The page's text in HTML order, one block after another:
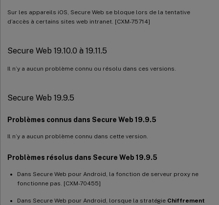
Sur les appareils iOS, Secure Web se bloque lors de la tentative
d’accès à certains sites web intranet. [CXM-75714]
Secure Web 19.10.0 à 19.11.5
Il n’y a aucun problème connu ou résolu dans ces versions.
Secure Web 19.9.5
Problèmes connus dans Secure Web 19.9.5
Il n’y a aucun problème connu dans cette version.
Problèmes résolus dans Secure Web 19.9.5
Dans Secure Web pour Android, la fonction de serveur proxy ne
fonctionne pas. [CXM-70455]
Dans Secure Web pour Android, lorsque la stratégie Chiffrement